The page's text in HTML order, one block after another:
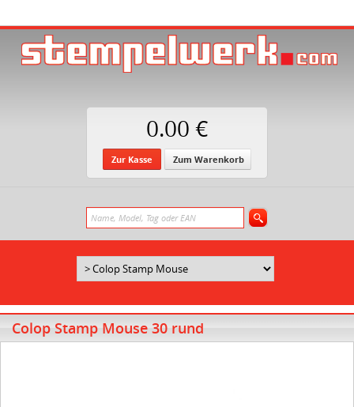
0.00 €
Zur Kasse Zum Warenkorb
Colop Stamp Mouse 30 rund